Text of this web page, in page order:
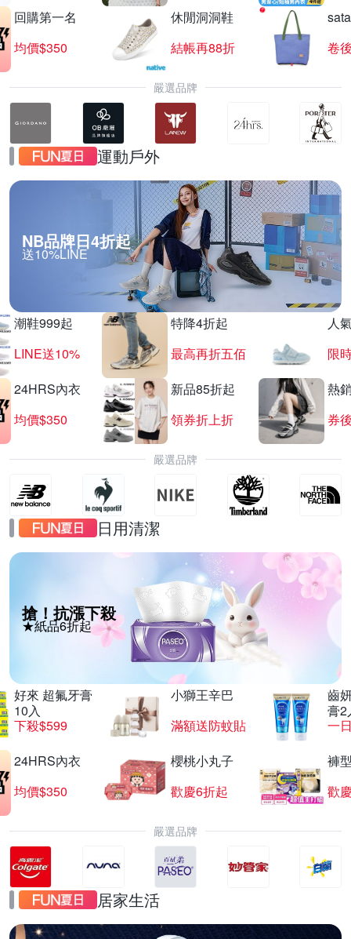
回購第一名
均價$350
休閒洞洞鞋
結帳再88折
卷
嚴選品牌
運動戶外
NB品牌日4折起
送10%LINE
潮鞋999起
LINE送10%
特降4折起
最高再折五佰
人
限
24HRS內衣
均價$350
新品85折起
領券折上折
熱
券
嚴選品牌
日用清潔
搶！抗漲下殺
★紙品6折起
好來 超氟牙膏
10入
下殺$599
小獅王辛巴
滿額送防蚊貼
齒
膏2
一
24HRS內衣
均價$350
櫻桃小丸子
歡慶6折起
褲
歡
嚴選品牌
居家生活